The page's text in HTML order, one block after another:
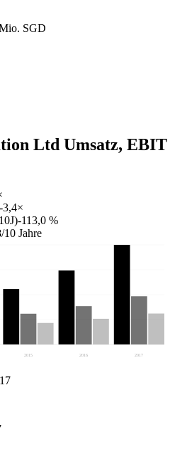
SGD
-3,4×
-113,0 %
10 Jahre
Ltd Umsatz, EBIT
2015 2016 2017